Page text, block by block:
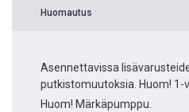
Huomautus
Asennettavissa
putkistomuutoksia. Huom! 1-
Huom! Märkäpumppu.